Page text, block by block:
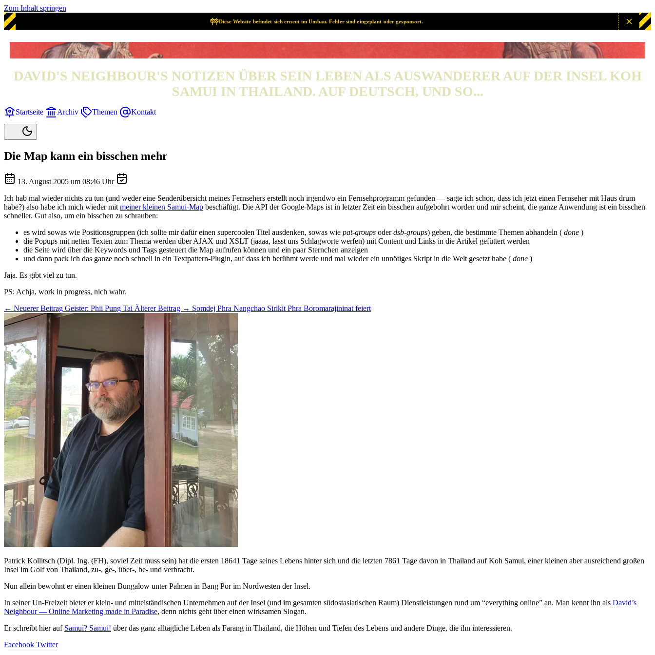
Zum Inhalt springen
Diese Website befindet sich erneut im Umbau. Fehler sind eingeplant oder gesponsort.
SAMUI? SAMUI!
DAVID'S NEIGHBOUR'S NOTIZEN ÜBER SEIN LEBEN ALS AUSWANDERER AUF DER INSEL KOH
SAMUI IN THAILAND. AUF DEUTSCH, UND SO...
Startseite Archiv Themen Kontakt
Die Map kann ein bisschen mehr
13. August 2005 um 08:46 Uhr
Ich hab mal wieder nichts zu tun (und weder eine Senderübersicht meines Fernsehers erstellt noch irgendwo ein Fernsehprogramm gefunden — sagte ich schon, dass ich jetzt einen Fernseher mit Haus drum
habe?) also habe ich mich wieder mit meiner kleinen Samui-Map beschäftigt. Die API der Google-Maps ist in letzter Zeit ein bisschen aufgebohrt worden und mir scheint, die ganze Anwendung ist ein bisschen
schneller. Gut also, um ein bisschen zu schrauben:
es wird sowas wie Positionsgruppen (ich sollte mir dafür einen supercoolen Titel ausdenken, sowas wie pat-groups oderdsb-groups) geben, die bestimmte Themen abhandeln ( done )
die Popups mit netten Texten zum Thema werden über AJAX und XSLT (jaaaa, lasst uns Schlagworte werfen) mit Content und Links in die Artikel gefüttert werden
die Seite wird über die Keywords und Tags gesteuert die Map aufrufen können und ein paar Sternchen anzeigen
und dann pack ich das ganze noch schnell in ein Textpattern-Plugin, auf dass ich berühmt werde und mal wieder ein unnötiges Skript in die Welt gesetzt habe ( done )
Jaja. Es gibt viel zu tun.
PS: Achja, work in progress, nich wahr.
← Neuerer Beitrag Geister: Phii Pung Tai Älterer Beitrag → Somdej Phra Nangchao Sirikit Phra Boromarajininat feiert
Patrick Kollitsch (Dipl. Ing. (FH), soviel Zeit muss sein) hat die ersten 18641 Tage seines Lebens hinter sich und die letzten 7861 Tage davon in Thailand auf Koh Samui, einer kleinen aber ausreichend großen
Insel im Golf von Thailand, zu-, ge-, über-, be- und verbracht.
Nun allein bewohnt er einen kleinen Bungalow unter Palmen in Bang Por im Nordwesten der Insel.
In seiner Un-Freizeit bietet er klein- und mittelständischen Unternehmen auf der Insel (und im gesamten südostasiatischen Raum) Dienstleistungen rund um “everything online” an. Man kennt ihn als David’s
Neighbour — Online Marketing made in Paradise, denn nichts geht über einen wirksamen Slogan.
Er schreibt hier auf Samui? Samui! über das ganz alltägliche Leben als Farang in Thailand, die Höhen und Tiefen des Lebens und andere Dinge, die ihn interessieren.
Facebook Twitter